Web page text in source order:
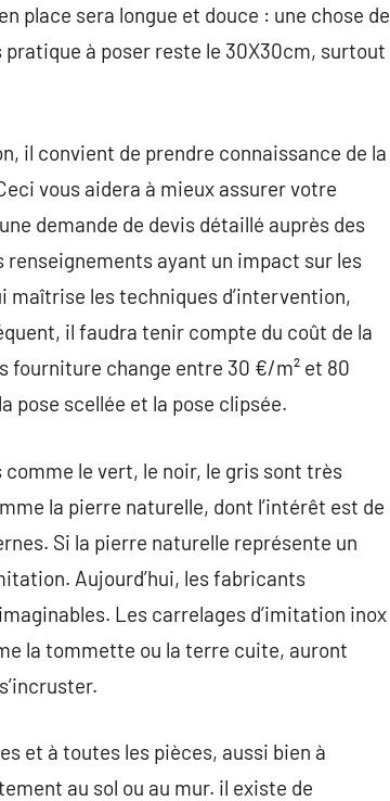
place sera longue et douce : une chose de
à poser reste le 30X30cm, surtout
il convient de prendre connaissance de la
vous aidera à mieux assurer votre
demande de devis détaillé auprès des
ayant un impact sur les
maîtrise les techniques d’intervention,
il faudra tenir compte du coût de la
fourniture change entre 30 €/m² et 80
pose scellée et la pose clipsée.
le vert, le noir, le gris sont très
la pierre naturelle, dont l’intérêt est de
Si la pierre naturelle représente un
Aujourd’hui, les fabricants
Les carrelages d’imitation inox
la tommette ou la terre cuite, auront
et à toutes les pièces, aussi bien à
au sol ou au mur. il existe de